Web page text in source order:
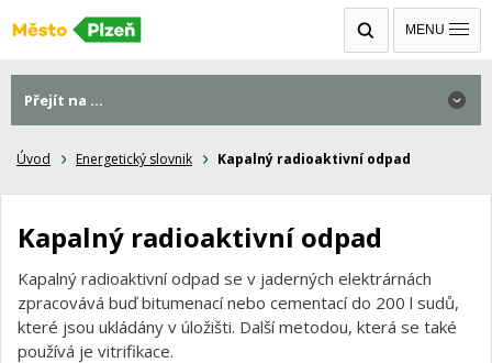
MENU
Úvod Energetický slovnik Kapalný radioaktivní odpad
Kapalný radioaktivní odpad
Kapalný radioaktivní odpad se v jaderných elektrárnách
zpracovává buď bitumenací nebo cementací do 200 l sudů,
které jsou ukládány v úložišti. Další metodou, která se také
používá je vitrifikace.
Přejít na ...